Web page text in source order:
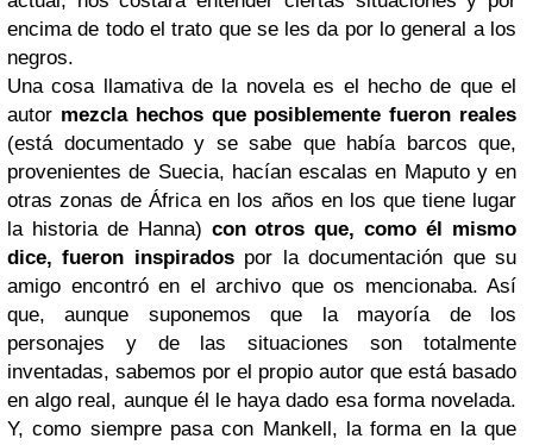
encima de todo el trato que se les da por lo general a los
negros.
Una cosa llamativa de la novela es el hecho de que el
autor mezcla hechos que posiblemente fueron reales
(está documentado y se sabe que había barcos que,
provenientes de Suecia, hacían escalas en Maputo y en
otras zonas de África en los años en los que tiene lugar
la historia de Hanna) con otros que, como él mismo
dice, fueron inspiradospor la documentación que su
amigo encontró en el archivo que os mencionaba. Así
que, aunque suponemos que la mayoría de los
personajes y de las situaciones son totalmente
inventadas, sabemos por el propio autor que está basado
en algo real, aunque él le haya dado esa forma novelada.
Y, como siempre pasa con Mankell, la forma en la que